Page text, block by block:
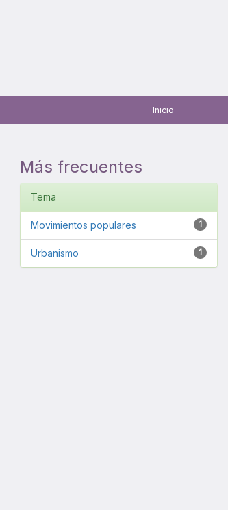
Inicio
Más frecuentes
Tema
1
Movimientos populares
1
Urbanismo